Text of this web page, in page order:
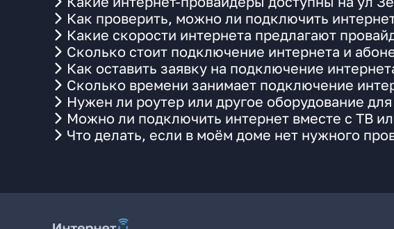
Как проверить, можно ли подключить
Какие скорости интернета предлагают
Сколько стоит подключение интернета и
Как оставить заявку на подключение
Сколько времени занимает подключение
Нужен ли роутер или другое оборудование
Можно ли подключить интернет вместе с ТВ
Что делать, если в моём доме нет нужного